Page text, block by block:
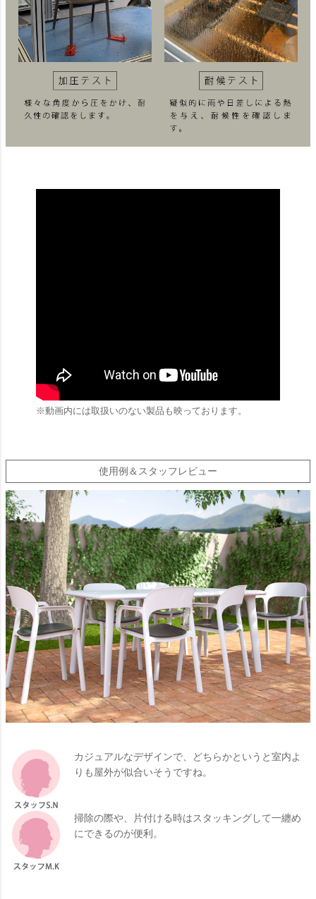
※動画内には取扱いのない製品も映っております。
使用例＆スタッフレビュー
カジュアルなデザインで、どちらかというと室内よ
りも屋外が似合いそうですね。
掃除の際や、片付ける時はスタッキングして一纏め
にできるのが便利。